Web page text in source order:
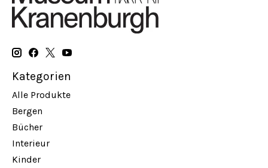
Kategorien
Alle Produkte
Bergen
Bücher
Interieur
Kinder